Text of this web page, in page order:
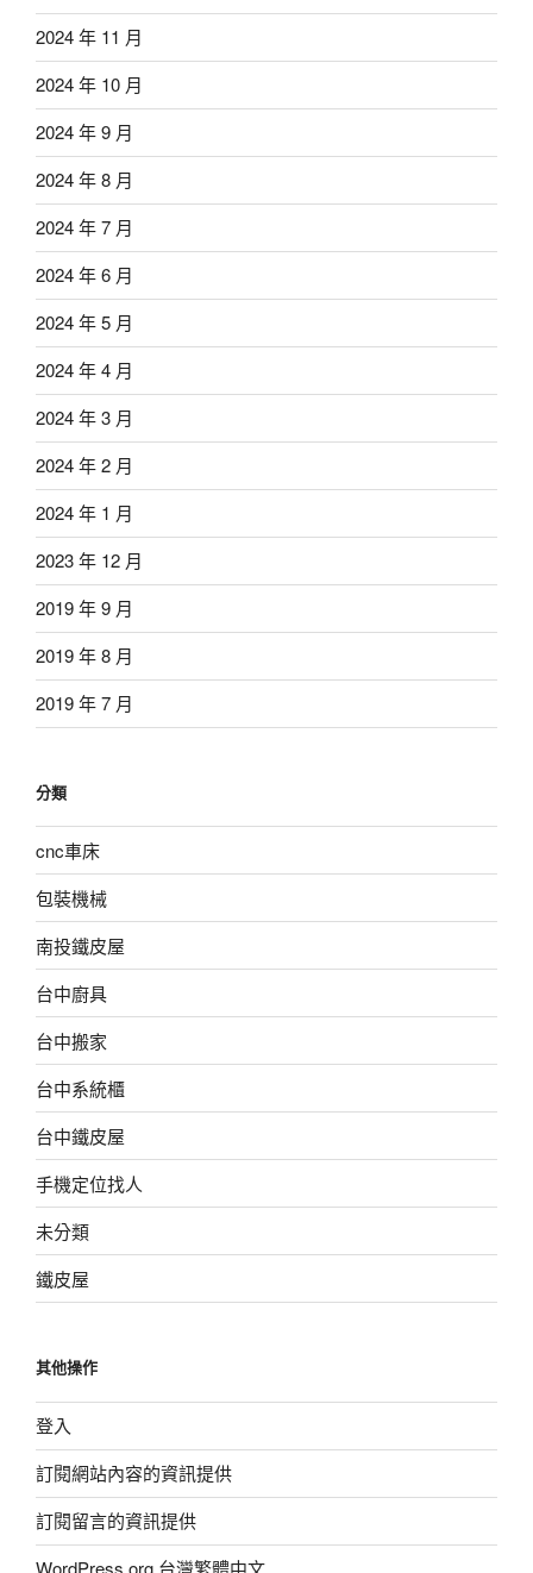
2024 年 11 月
2024 年 10 月
2024 年 9 月
2024 年 8 月
2024 年 7 月
2024 年 6 月
2024 年 5 月
2024 年 4 月
2024 年 3 月
2024 年 2 月
2024 年 1 月
2023 年 12 月
2019 年 9 月
2019 年 8 月
2019 年 7 月
分類
cnc車床
包裝機械
南投鐵皮屋
台中廚具
台中搬家
台中系統櫃
台中鐵皮屋
手機定位找人
未分類
鐵皮屋
其他操作
登入
訂閱網站內容的資訊提供
訂閱留言的資訊提供
WordPress.org 台灣繁體中文